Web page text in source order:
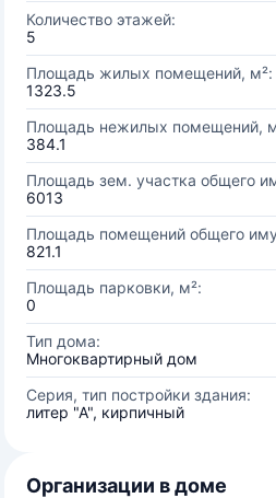
Количество этажей:
5
Площадь жилых помещений, м²:
1323.5
Площадь нежилых помещений,
384.1
Площадь зем. участка общего
6013
Площадь помещений общего
821.1
Площадь парковки, м²:
0
Тип дома:
Многоквартирный дом
Серия, тип постройки здания:
литер "А", кирпичный
Организации в доме